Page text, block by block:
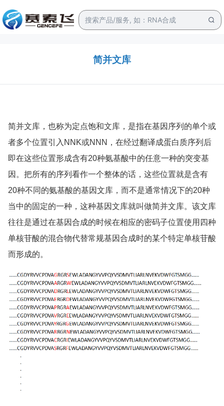
简并文库
简并文库，也称为定点饱和文库，是指在基因序列的单个或
者多个位置引入NNK或NNN，在经过翻译成蛋白质序列后
即在这些位置形成含有20种氨基酸中的任意一种的突变基
因。把所有的序列看作一个整体的话，这些位置就是含有
20种不同的氨基酸的基因文库，而不是通常情况下的20种
当中的固定的一种，这种基因文库就叫做简并文库。该文库
往往是通过在基因合成的时候在相应的密码子位置使用四种
单核苷酸的混合物代替常规基因合成时的某个特定单核苷酸
而形成的。